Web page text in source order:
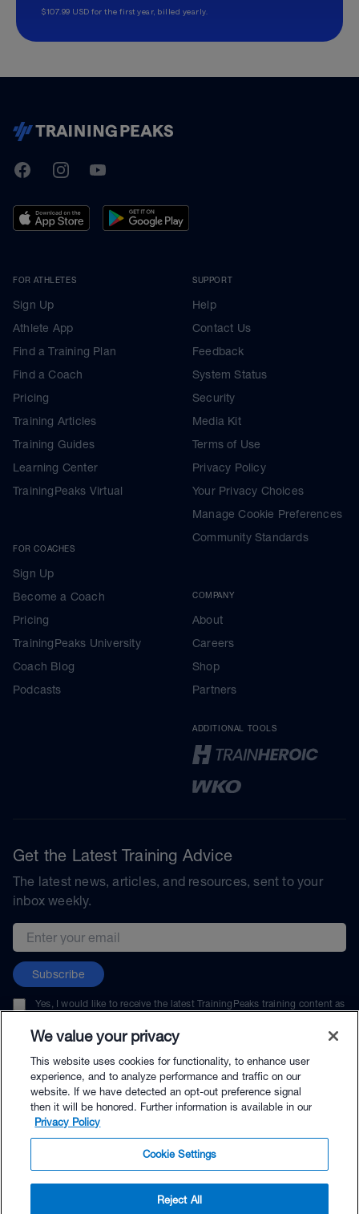
$107.99 USD for the first year, billed yearly.
TrainingPeaks
FacebookInstagramYoutube
FOR ATHLETES
Sign Up
Athlete App
Find a Training Plan
Find a Coach
Pricing
Training Articles
Training Guides
Learning Center
TrainingPeaks Virtual
FOR COACHES
Sign Up
Become a Coach
Pricing
TrainingPeaks University
Coach Blog
Podcasts
SUPPORT
Help
Contact Us
Feedback
System Status
Security
Media Kit
Terms of Use
Privacy Policy
Your Privacy Choices
Manage Cookie Preferences
Community Standards
COMPANY
About
Careers
Shop
Partners
ADDITIONAL TOOLS
Get the Latest Training Advice
The latest news, articles, and resources, sent to your
inbox weekly.
Email address
Subscribe
Yes, I would like to receive the latest TrainingPeaks training content as
unsubscribe at any time.
© TrainingPeaks, LLC
We value your privacy
This website uses cookies for functionality, to enhance user
experience, and to analyze performance and traffic on our
website. If we have detected an opt-out preference signal
then it will be honored. Further information is available in our
Privacy Policy
Cookie Settings
Reject All